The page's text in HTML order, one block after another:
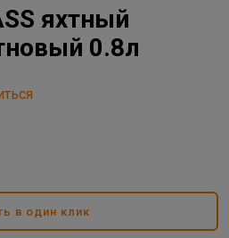
яхтный
0.8л
в один клик